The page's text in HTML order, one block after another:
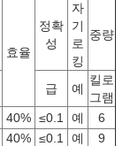
효율
정확
성
자
기
로
킹
중량
급 예
킬로
그램
40% ≤0.1 예
6
40% ≤0.1 예
9